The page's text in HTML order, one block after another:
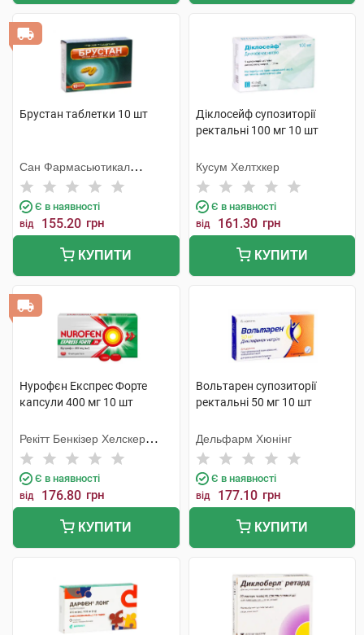
Брустан таблетки 10 шт
Сан Фармасьютикал
Індастріз
Є в наявності
від 155.20 грн
КУПИТИ
Діклосейф супозиторії
ректальні 100 мг 10 шт
Кусум Хелтхкер
Є в наявності
від 161.30 грн
КУПИТИ
Нурофєн Експрес Форте
капсули 400 мг 10 шт
Рекітт Бенкізер Хелскер
Інтернешнл
Є в наявності
від 176.80 грн
КУПИТИ
Вольтарен супозиторії
ректальні 50 мг 10 шт
Дельфарм Хюнінг
Є в наявності
від 177.10 грн
КУПИТИ